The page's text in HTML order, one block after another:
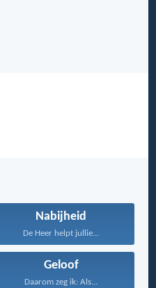
Nabijheid
De Heer helpt jullie...
Geloof
Daarom zeg ik: Als...